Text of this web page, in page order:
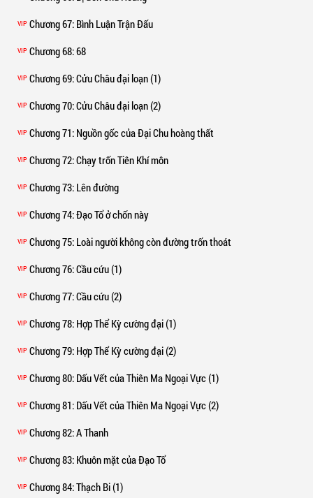
VIP Chương 67: Bình Luận Trận Đấu
VIP Chương 68: 68
VIP Chương 69: Cửu Châu đại loạn (1)
VIP Chương 70: Cửu Châu đại loạn (2)
VIP Chương 71: Nguồn gốc của Đại Chu hoàng thất
VIP Chương 72: Chạy trốn Tiên Khí môn
VIP Chương 73: Lên đường
VIP Chương 74: Đạo Tổ ở chốn này
VIP Chương 75: Loài người không còn đường trốn thoát
VIP Chương 76: Cầu cứu (1)
VIP Chương 77: Cầu cứu (2)
VIP Chương 78: Hợp Thể Kỳ cường đại (1)
VIP Chương 79: Hợp Thể Kỳ cường đại (2)
VIP Chương 80: Dấu Vết của Thiên Ma Ngoại Vực (1)
VIP Chương 81: Dấu Vết của Thiên Ma Ngoại Vực (2)
VIP Chương 82: A Thanh
VIP Chương 83: Khuôn mặt của Đạo Tổ
VIP Chương 84: Thạch Bi (1)